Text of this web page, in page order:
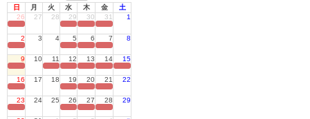
日
月 火 水 木 金
土
26
27 28 29 30 31 1
2 3 4 5 6 7 8
9 10 11 12 13 14 15
16 17 18 19 20 21 22
23 24 25 26 27 28 29